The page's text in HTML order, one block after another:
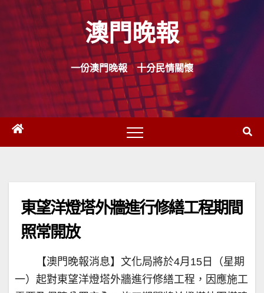
Skip
content
澳門晚報
一份澳門晚報 十分民情關懷
東望洋燈塔外牆進行修繕工程期間
照常開放
【澳門晚報消息】文化局將於4月15日（星期
一）起對東望洋燈塔外牆進行修繕工程，因應施工